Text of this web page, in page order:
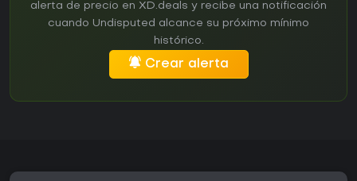
alerta de precio en XD.deals y recibe una notificación
cuando Undisputed alcance su próximo mínimo
histórico.
Crear alerta